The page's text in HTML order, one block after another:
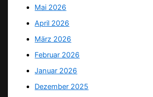
Mai 2026
April 2026
März 2026
Februar 2026
Januar 2026
Dezember 2025